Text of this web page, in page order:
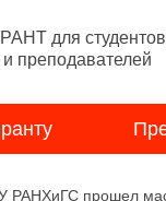
для
преподавателей
прошел